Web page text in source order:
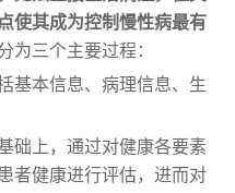
使其成为控制慢性病最有
为三个主要过程：
基本信息、病理信息、生
础上，通过对健康各要素
者健康进行评估，进而对